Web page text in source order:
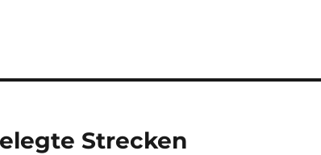
Strecken